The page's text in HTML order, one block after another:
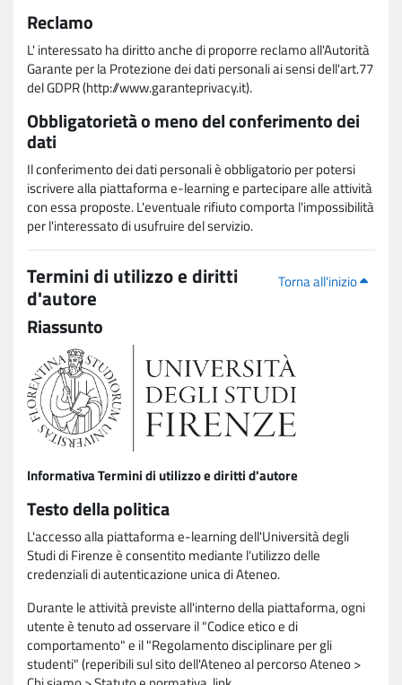
Reclamo
L' interessato ha diritto anche di proporre reclamo all'Autorità
Garante per la Protezione dei dati personali ai sensi dell'art.77
del GDPR (http://www.garanteprivacy.it).
Obbligatorietà o meno del conferimento dei
dati
Il conferimento dei dati personali è obbligatorio per potersi
iscrivere alla piattaforma e-learning e partecipare alle attività
con essa proposte. L'eventuale rifiuto comporta l'impossibilità
per l'interessato di usufruire del servizio.
Torna all'inizio
Termini di utilizzo e diritti
d'autore
Riassunto
Informativa Termini di utilizzo e diritti d'autore
Testo della politica
L'accesso alla piattaforma e-learning dell'Università degli
Studi di Firenze è consentito mediante l'utilizzo delle
credenziali di autenticazione unica di Ateneo.
Durante le attività previste all'interno della piattaforma, ogni
utente è tenuto ad osservare il "Codice etico e di
comportamento" e il "Regolamento disciplinare per gli
studenti" (reperibili sul sito dell'Ateneo al percorso Ateneo >